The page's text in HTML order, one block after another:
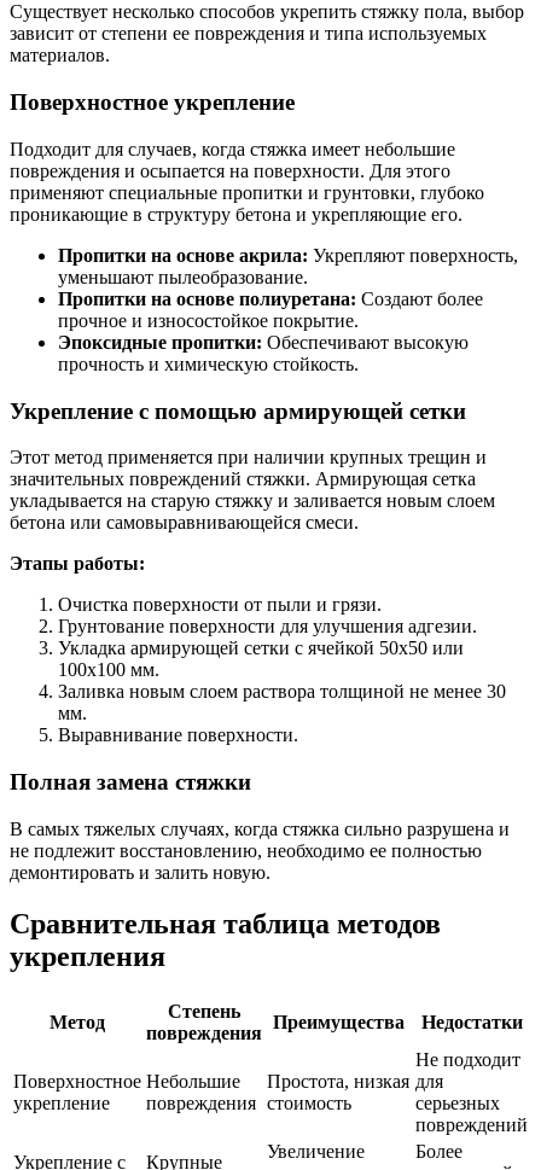
Существует несколько способов укрепить стяжку пола, выбор
зависит от степени ее повреждения и типа используемых
материалов.
Поверхностное укрепление
Подходит для случаев, когда стяжка имеет небольшие
повреждения и осыпается на поверхности. Для этого
применяют специальные пропитки и грунтовки, глубоко
проникающие в структуру бетона и укрепляющие его.
Пропитки на основе акрила: Укрепляют поверхность,
уменьшают пылеобразование.
Пропитки на основе полиуретана: Создают более
прочное и износостойкое покрытие.
Эпоксидные пропитки: Обеспечивают высокую
прочность и химическую стойкость.
Укрепление с помощью армирующей сетки
Этот метод применяется при наличии крупных трещин и
значительных повреждений стяжки. Армирующая сетка
укладывается на старую стяжку и заливается новым слоем
бетона или самовыравнивающейся смеси.
Этапы работы:
Очистка поверхности от пыли и грязи.
Грунтование поверхности для улучшения адгезии.
Укладка армирующей сетки с ячейкой 50х50 или
100х100 мм.
Заливка новым слоем раствора толщиной не менее 30
мм.
Выравнивание поверхности.
Полная замена стяжки
В самых тяжелых случаях, когда стяжка сильно разрушена и
не подлежит восстановлению, необходимо ее полностью
демонтировать и залить новую.
Сравнительная таблица методов
укрепления
Метод
Степень
повреждения
Преимущества Недостатки
Поверхностное
укрепление
Небольшие
повреждения
Простота, низкая
стоимость
Не подходит
для
серьезных
повреждений
Укрепление с
Крупные
Увеличение
Более